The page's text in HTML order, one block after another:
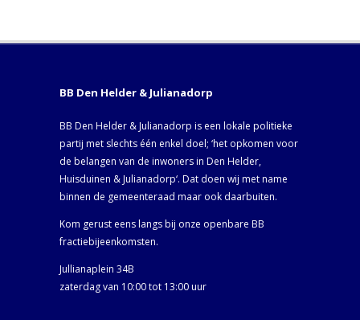
BB Den Helder & Julianadorp
BB Den Helder & Julianadorp is een lokale politieke
partij met slechts één enkel doel; ‘het opkomen voor
de belangen van de inwoners in Den Helder,
Huisduinen & Julianadorp‘. Dat doen wij met name
binnen de gemeenteraad maar ook daarbuiten.
Kom gerust eens langs bij onze openbare BB
fractiebijeenkomsten.
Jullianaplein 34B
zaterdag van 10:00 tot 13:00 uur